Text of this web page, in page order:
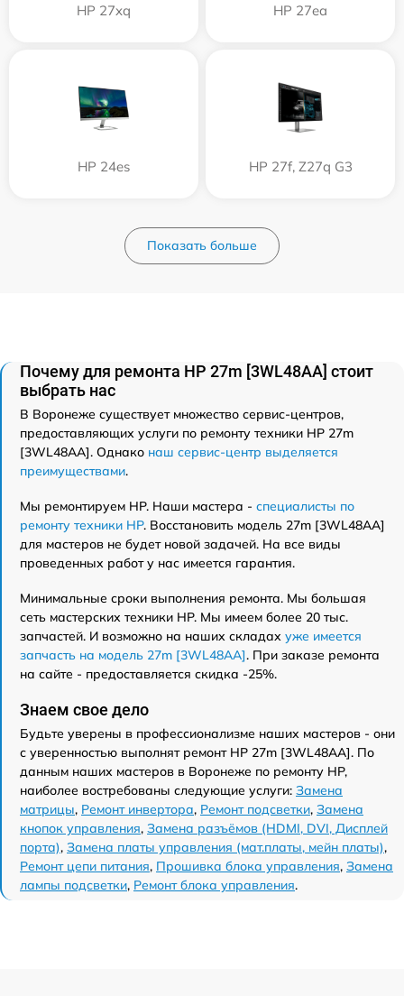
HP 27xq HP 27ea
HP 24es HP 27f, Z27q G3
Показать больше
Почему для ремонта HP 27m [3WL48AA] стоит
выбрать нас
В Воронеже существует множество сервис-центров,
предоставляющих услуги по ремонту техники HP 27m
[3WL48AA]. Однако наш сервис-центр выделяется
преимуществами.
Мы ремонтируем HP. Наши мастера - специалисты по
ремонту техники HP. Восстановить модель 27m [3WL48AA]
для мастеров не будет новой задачей. На все виды
проведенных работ у нас имеется гарантия.
Минимальные сроки выполнения ремонта. Мы большая
сеть мастерских техники HP. Мы имеем более 20 тыс.
запчастей. И возможно на наших складах уже имеется
запчасть на модель 27m [3WL48AA]. При заказе ремонта
на сайте - предоставляется скидка -25%.
Знаем свое дело
Будьте уверены в профессионализме наших мастеров - они
с уверенностью выполнят ремонт HP 27m [3WL48AA]. По
данным наших мастеров в Воронеже по ремонту HP,
наиболее востребованы следующие услуги: Замена
матрицы, Ремонт инвертора, Ремонт подсветки, Замена
кнопок управления, Замена разъёмов (HDMI, DVI, Дисплей
порта), Замена платы управления (мат.платы, мейн платы),
Ремонт цепи питания, Прошивка блока управления, Замена
лампы подсветки, Ремонт блока управления.